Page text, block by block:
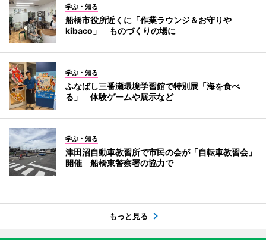
学ぶ・知る
船橋市役所近くに「作業ラウンジ＆お守りや
kibaco」 ものづくりの場に
学ぶ・知る
ふなばし三番瀬環境学習館で特別展「海を食べ
る」 体験ゲームや展示など
学ぶ・知る
津田沼自動車教習所で市民の会が「自転車教習会」
開催 船橋東警察署の協力で
もっと見る